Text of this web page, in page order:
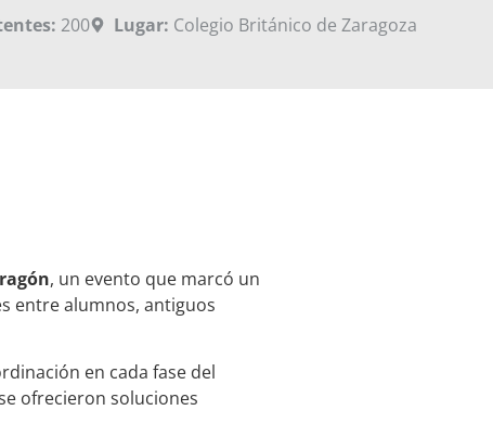
200 Lugar: Colegio Británico de Zaragoza
, un evento que marcó un
entre alumnos, antiguos
en cada fase del
ofrecieron soluciones